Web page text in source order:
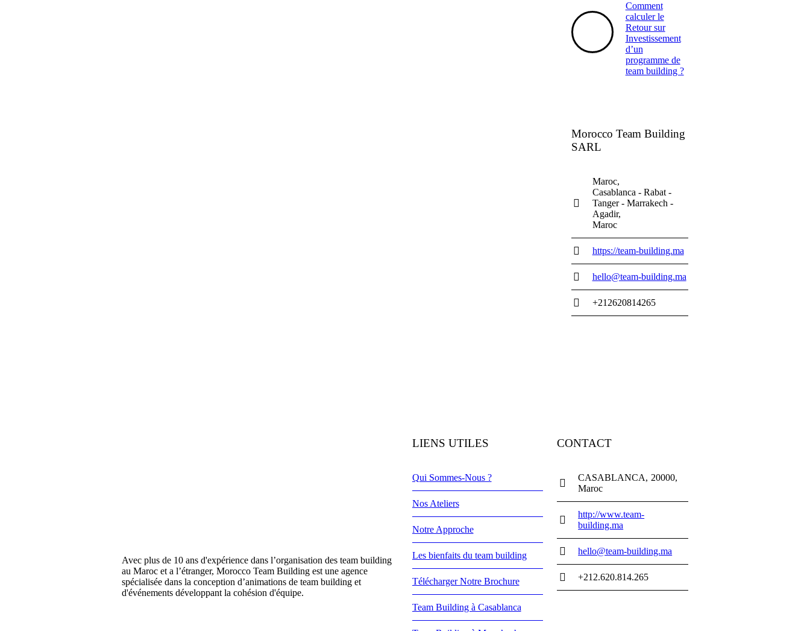
Comment
calculer le
Retour sur
Investissement
d’un
programme de
team building ?
Morocco Team Building
SARL
Maroc
Casablanca - Rabat -
Tanger - Marrakech -
Agadir
Maroc
https://team-building.ma
hello@team-building.ma
+212620814265
Avec plus de 10 ans d'expérience dans l’organisation des team building
au Maroc et a l’étranger, Morocco Team Building est une agence
spécialisée dans la conception d’animations de team building et
d'événements développant la cohésion d'équipe.
LIENS UTILES
Qui Sommes-Nous ?
Nos Ateliers
Notre Approche
Les bienfaits du team building
Télécharger Notre Brochure
Team Building à Casablanca
CONTACT
CASABLANCA
20000
Maroc
http://www.team-
building.ma
hello@team-building.ma
+212.620.814.265